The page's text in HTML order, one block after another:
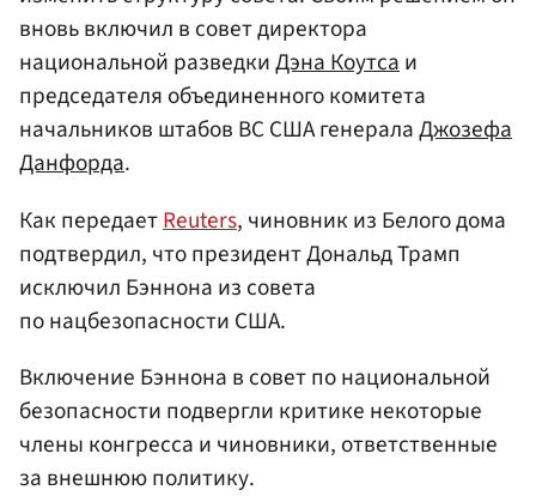
вновь включил в совет директора
национальной разведкиДэна Коутсаи
председателя объединенного комитета
начальников штабов ВС США генералаДжозефа
Данфорда.
Как передаетReuters, чиновник из Белого дома
подтвердил, что президент Дональд Трамп
исключил Бэннона из совета
по нацбезопасности США.
Включение Бэннона в совет по национальной
безопасности подвергли критике некоторые
члены конгресса и чиновники, ответственные
за внешнюю политику.